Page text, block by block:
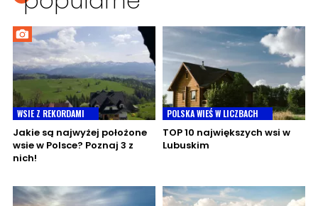
WSIE Z REKORDAMI
Jakie są najwyżej położone
wsie w Polsce? Poznaj 3 z
nich!
POLSKA WIEŚ W LICZBACH
TOP 10 największych wsi w
Lubuskim